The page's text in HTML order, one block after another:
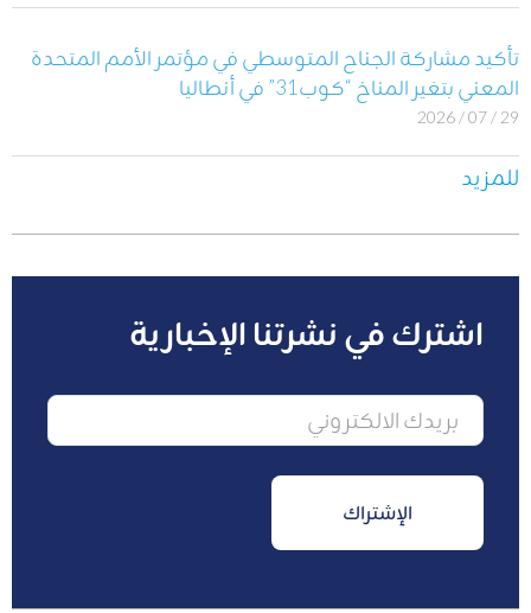
تأكيد مشاركة الجناح المتوسطي في مؤتمر الأمم المتحدة
المعني بتغير المناخ “كوب31” في أنطاليا
29 / 07 / 2026
للمزيد
اشترك في نشرتنا الإخبارية